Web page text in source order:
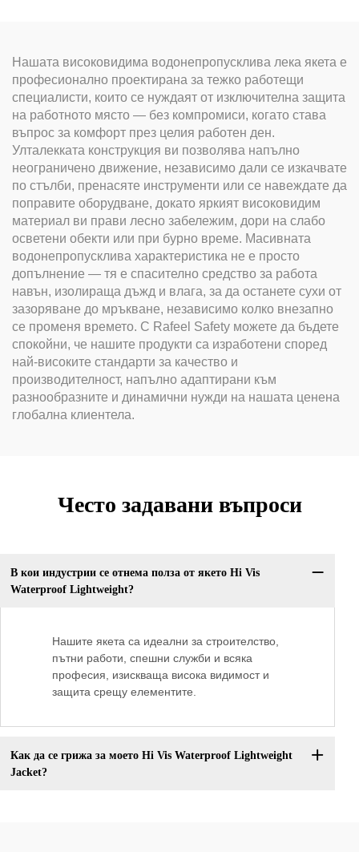
Нашата високовидима водонепропусклива лека якета е
професионално проектирана за тежко работещи
специалисти, които се нуждаят от изключителна защита
на работното място — без компромиси, когато става
въпрос за комфорт през целия работен ден.
Улталекката конструкция ви позволява напълно
неограничено движение, независимо дали се изкачвате
по стълби, пренасяте инструменти или се навеждате да
поправите оборудване, докато яркият високовидим
материал ви прави лесно забележим, дори на слабо
осветени обекти или при бурно време. Масивната
водонепропусклива характеристика не е просто
допълнение — тя е спасително средство за работа
навън, изолираща дъжд и влага, за да останете сухи от
зазоряване до мръкване, независимо колко внезапно
се променя времето. С Rafeel Safety можете да бъдете
спокойни, че нашите продукти са изработени според
най-високите стандарти за качество и
производителност, напълно адаптирани към
разнообразните и динамични нужди на нашата ценена
глобална клиентела.
Често задавани въпроси
В кои индустрии се отнема полза от якето Hi Vis
Waterproof Lightweight?
Нашите якета са идеални за строителство,
пътни работи, спешни служби и всяка
професия, изискваща висока видимост и
защита срещу елементите.
Как да се грижа за моето Hi Vis Waterproof Lightweight
Jacket?